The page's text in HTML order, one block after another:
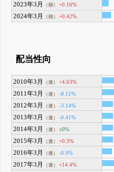
2023年3月
（個） +0.16%
2024年3月
（個） +0.42%
配当性向
2010年3月 （連） +4.63%
2011年3月
（連） -8.11%
2012年3月
（連） -3.14%
2013年3月
（連） -0.41%
2014年3月
（連） ±0%
2015年3月
（連） +0.3%
2016年3月
（連） -0.9%
2017年3月
（連） +14.4%